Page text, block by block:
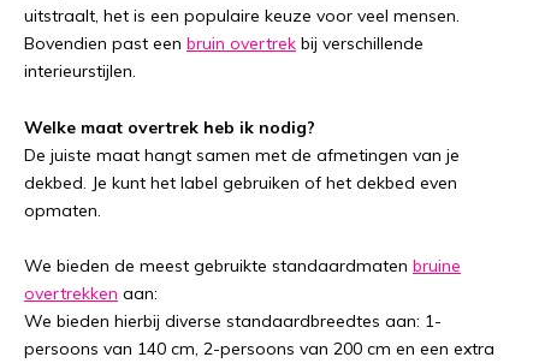
uitstraalt, het is een populaire keuze voor veel mensen.
Bovendien past een bruin overtrek bij verschillende
interieurstijlen.
Welke maat overtrek heb ik nodig?
De juiste maat hangt samen met de afmetingen van je
dekbed. Je kunt het label gebruiken of het dekbed even
opmaten.
We bieden de meest gebruikte standaardmaten bruine
overtrekken aan:
We bieden hierbij diverse standaardbreedtes aan: 1-
persoons van 140 cm, 2-persoons van 200 cm en een extra